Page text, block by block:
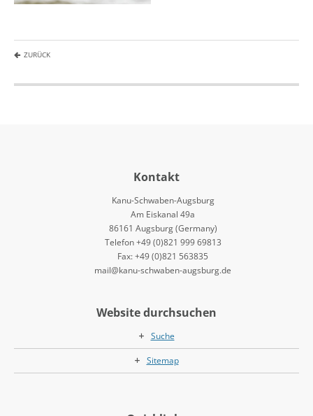
ZURÜCK
Kontakt
Kanu-Schwaben-Augsburg
Am Eiskanal 49a
86161 Augsburg (Germany)
Telefon +49 (0)821 999 69813
Fax: +49 (0)821 563835
mail@kanu-schwaben-augsburg.de
Website durchsuchen
Suche
Sitemap